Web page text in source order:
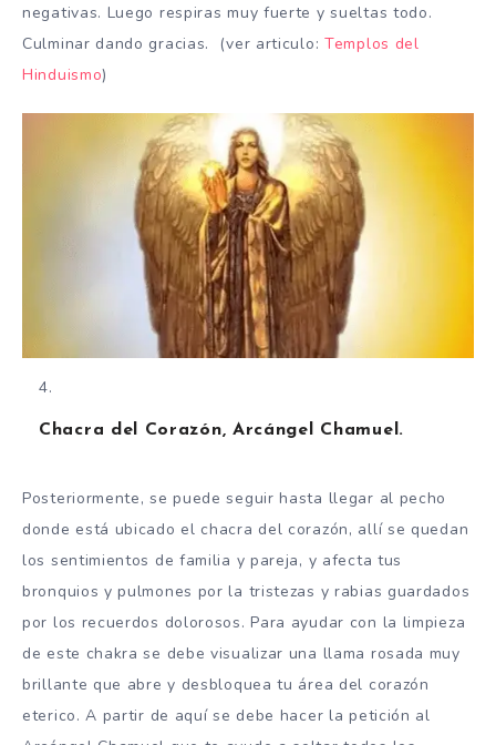
negativas. Luego respiras muy fuerte y sueltas todo.
Culminar dando gracias. (ver articulo: Templos del
Hinduismo)
Chacra del Corazón, Arcángel Chamuel.
Posteriormente, se puede seguir hasta llegar al pecho
donde está ubicado el chacra del corazón, allí se quedan
los sentimientos de familia y pareja, y afecta tus
bronquios y pulmones por la tristezas y rabias guardados
por los recuerdos dolorosos. Para ayudar con la limpieza
de este chakra se debe visualizar una llama rosada muy
brillante que abre y desbloquea tu área del corazón
eterico. A partir de aquí se debe hacer la petición al